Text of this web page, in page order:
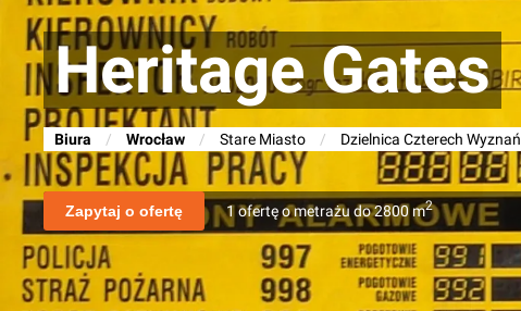
Heritage Gates
Biura / Wrocław / Stare Miasto / Dzielnica Czterech Wyznań
Zapytaj o ofertę 1 ofertęo metrażu do2800 m2